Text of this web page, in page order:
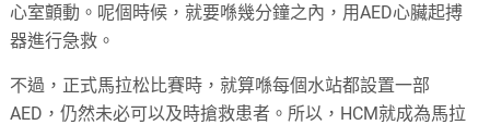
心室顫動。呢個時候，就要喺幾分鐘之內，用AED心臟起搏
器進行急救。
不過，正式馬拉松比賽時，就算喺每個水站都設置一部
AED，仍然未必可以及時搶救患者。所以，HCM就成為馬拉